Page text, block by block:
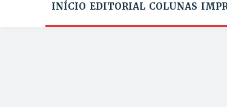
INÍCIO EDITORIAL COLUNAS